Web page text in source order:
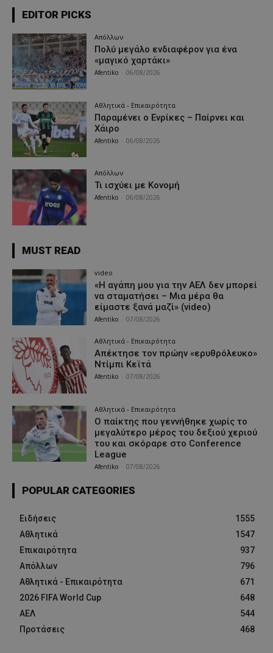
EDITOR PICKS
Απόλλων
Πολύ μεγάλο ενδιαφέρον για ένα
«μαγικό χαρτάκι»
Afentiko 06/08/2026
Αθλητικά - Επικαιρότητα
Παραμένει ο Ενρίκες – Παίρνει και
Χάιρο
Afentiko 06/08/2026
Απόλλων
Τι ισχύει με Κονομή
Afentiko 06/08/2026
MUST READ
video
«Η αγάπη μου για την ΑΕΛ δεν μπορεί
να σταματήσει – Μια μέρα θα
είμαστε ξανά μαζί» (video)
Afentiko 07/08/2026
Αθλητικά - Επικαιρότητα
Απέκτησε τον πρώην «ερυθρόλευκο»
Ντίμπι Κεϊτά
Afentiko 07/08/2026
Αθλητικά - Επικαιρότητα
Ο παίκτης που γεννήθηκε χωρίς το
μεγαλύτερο μέρος του δεξιού χεριού
του και σκόραρε στο Conference
League
Afentiko 07/08/2026
POPULAR CATEGORIES
Ειδήσεις
1555
Αθλητικά
1547
Επικαιρότητα
937
Απόλλων
796
Αθλητικά - Επικαιρότητα
671
2026 FIFA World Cup
648
ΑΕΛ
544
Προτάσεις
468